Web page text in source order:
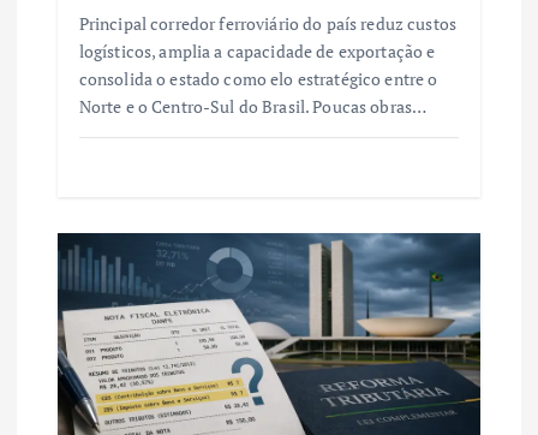
Principal corredor ferroviário do país reduz custos
logísticos, amplia a capacidade de exportação e
consolida o estado como elo estratégico entre o
Norte e o Centro-Sul do Brasil. Poucas obras…